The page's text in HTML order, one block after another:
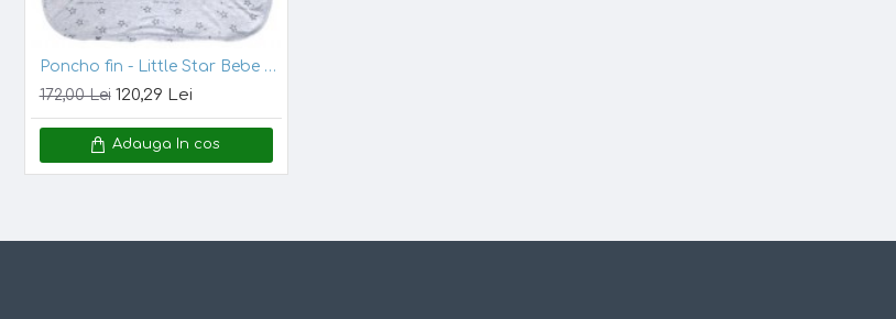
Poncho fin - Little Star Bebe Jou
172,00 Lei 120,29 Lei
Adauga In cos